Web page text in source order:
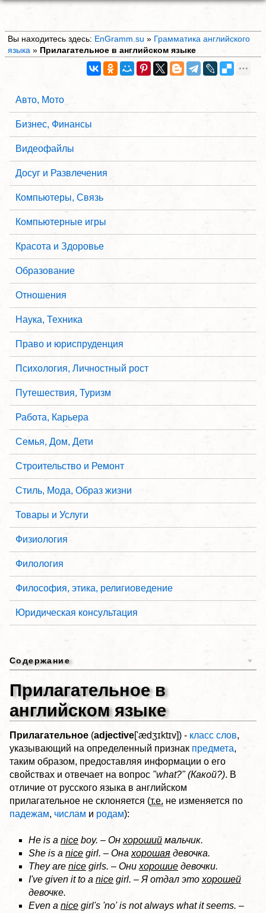
Вы находитесь здесь: EnGramm.su » Грамматика английского
языка » Прилагательное в английском языке
Авто, Мото
Бизнес, Финансы
Видеофайлы
Досуг и Развлечения
Компьютеры, Связь
Компьютерные игры
Красота и Здоровье
Образование
Отношения
Наука, Техника
Право и юриспруденция
Психология, Личностный рост
Путешествия, Туризм
Работа, Карьера
Семья, Дом, Дети
Строительство и Ремонт
Стиль, Мода, Образ жизни
Товары и Услуги
Физиология
Филология
Философия, этика, религиоведение
Юридическая консультация
Содержание
Прилагательное в
английском языке
Прилагательное (adjective['ædʒɪktɪv]) - класс слов,
указывающий на определенный признак предмета,
таким образом, предоставляя информации о его
свойствах и отвечает на вопрос "what?" (Какой?). В
отличие от русского языка в английском
прилагательное не склоняется (т.е. не изменяется по
падежам, числам и родам):
He is a nice boy. – Онхороший мальчик.
She is a nice girl. – Онахорошая девочка.
They are nice girls. – Онихорошие девочки.
I've given it to a nice girl. – Я отдал этохорошей
девочке.
Even a nice girl's 'no' is not always what it seems. –